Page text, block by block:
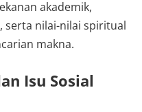
akademik,
serta nilai-nilai spiritual
makna.
Isu Sosial